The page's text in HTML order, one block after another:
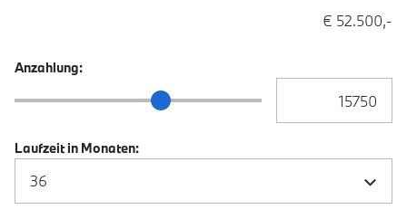
€ 52.500,-
Anzahlung:
Anzahlung Schieberegler
Laufzeit in Monaten: